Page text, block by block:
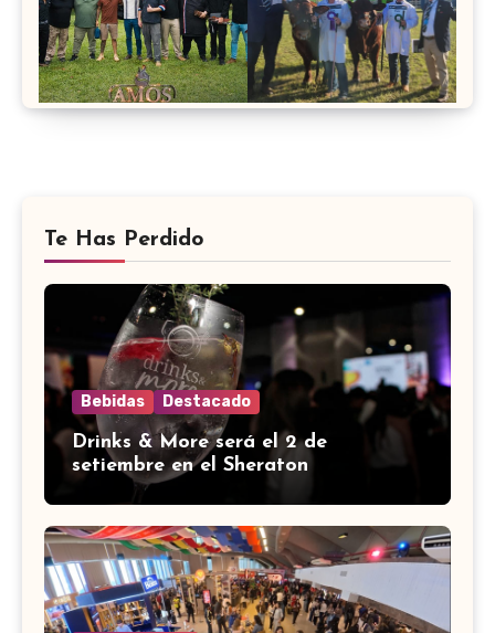
Te Has Perdido
Bebidas Destacado
Drinks & More será el 2 de
setiembre en el Sheraton